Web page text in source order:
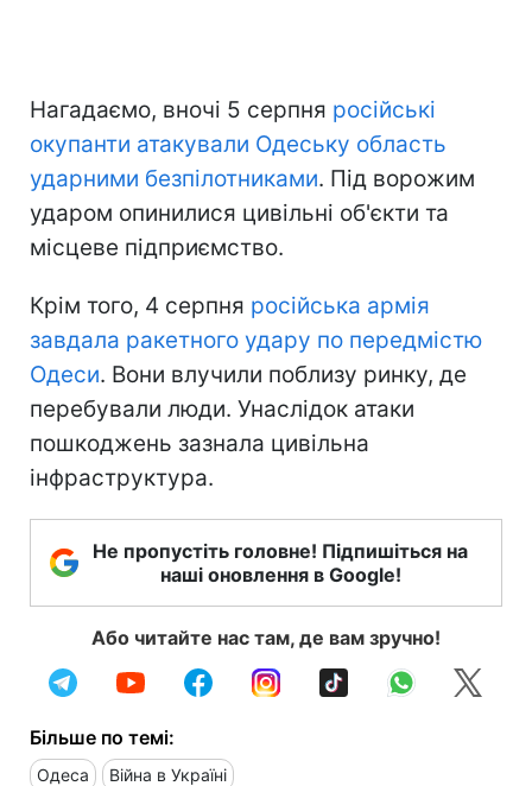
Нагадаємо, вночі 5 серпня російські
окупанти атакували Одеську область
ударними безпілотниками. Під ворожим
ударом опинилися цивільні об'єкти та
місцеве підприємство.
Крім того, 4 серпня російська армія
завдала ракетного удару по передмістю
Одеси. Вони влучили поблизу ринку, де
перебували люди. Унаслідок атаки
пошкоджень зазнала цивільна
інфраструктура.
Не пропустіть головне! Підпишіться на
наші оновлення в Google!
Або читайте нас там, де вам зручно!
Більше по темі:
Одеса Війна в Україні